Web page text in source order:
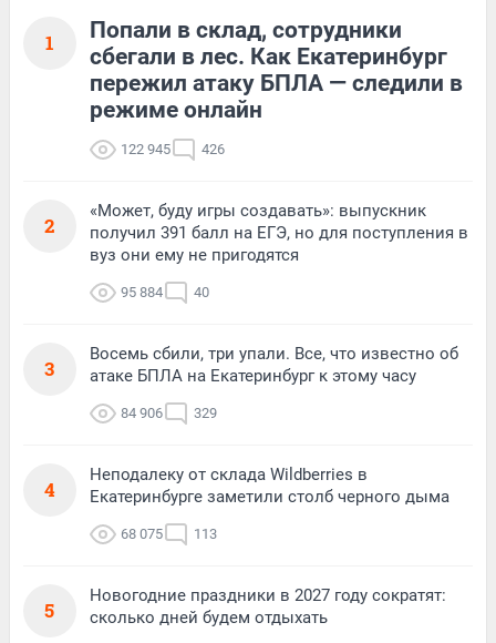
1
Попали в склад, сотрудники
сбегали в лес. Как Екатеринбург
пережил атаку БПЛА — следили в
режиме онлайн
122 945 426
2
«Может, буду игры создавать»: выпускник
получил 391 балл на ЕГЭ, но для поступления в
вуз они ему не пригодятся
95 884 40
3
Восемь сбили, три упали. Все, что известно об
атаке БПЛА на Екатеринбург к этому часу
84 906 329
4
Неподалеку от склада Wildberries в
Екатеринбурге заметили столб черного дыма
68 075 113
5
Новогодние праздники в 2027 году сократят:
сколько дней будем отдыхать